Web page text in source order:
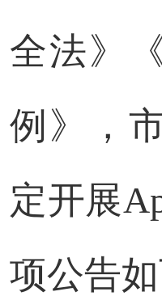
全法》
例》，
定开展
项公告